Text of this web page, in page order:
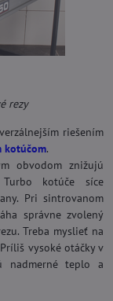
rezy
riešením
kotúčom.
obvodom znižujú
Turbo kotúče síce
Pri sintrovanom
správne zvolený
Treba myslieť na
Príliš vysoké otáčky v
nadmerné teplo a